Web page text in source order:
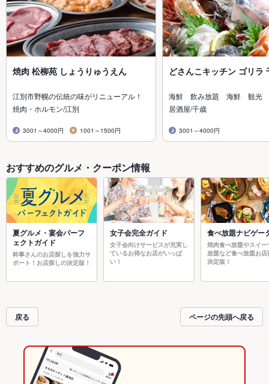
焼肉 松柳苑 しょうりゅうえん
江別市野幌の伝統の味がリニューアル！
焼肉・ホルモン/江別
3001～4000円 1001～1500円
どさんこキッチン ゴリラ
海鮮 飲み放題 海鮮 観光
居酒屋/千歳
3001～4000円
おすすめのグルメ・クーポン情報
夏グルメ・宴会パーフ
ェクトガイド
幹事さんのお店探しを強力サ
ポート！お店探しの決定版！
女子会完全ガイド
女子会向けサービスが充実し
ているお得なお店がいっぱ
い！
食べ放題ナビゲー
焼肉食べ放題やスイー
放題など食べ放題お店
決定版！
戻る ページの先頭へ戻る